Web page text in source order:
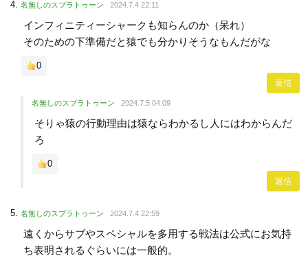
名無しのスプラトゥーン 2024.7.4 22:11
インフィニティーシャークも知らんのか（呆れ）
そのための下準備だと猿でも分かりそうなもんだがな
0
返信
名無しのスプラトゥーン 2024.7.5 04:09
そりゃ猿の行動理由は猿ならわかるし人にはわからんだ
ろ
0
返信
名無しのスプラトゥーン 2024.7.4 22:59
遠くからサブやスペシャルを多用する戦法は公式にお気持
ち表明されるぐらいには一般的。